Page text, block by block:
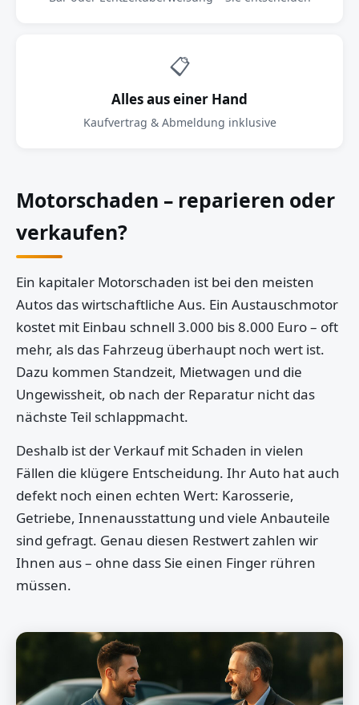
📋
Alles aus einer Hand
Kaufvertrag & Abmeldung inklusive
Motorschaden – reparieren oder
verkaufen?
Ein kapitaler Motorschaden ist bei den meisten
Autos das wirtschaftliche Aus. Ein Austauschmotor
kostet mit Einbau schnell 3.000 bis 8.000 Euro – oft
mehr, als das Fahrzeug überhaupt noch wert ist.
Dazu kommen Standzeit, Mietwagen und die
Ungewissheit, ob nach der Reparatur nicht das
nächste Teil schlappmacht.
Deshalb ist der Verkauf mit Schaden in vielen
Fällen die klügere Entscheidung. Ihr Auto hat auch
defekt noch einen echten Wert: Karosserie,
Getriebe, Innenausstattung und viele Anbauteile
sind gefragt. Genau diesen Restwert zahlen wir
Ihnen aus – ohne dass Sie einen Finger rühren
müssen.